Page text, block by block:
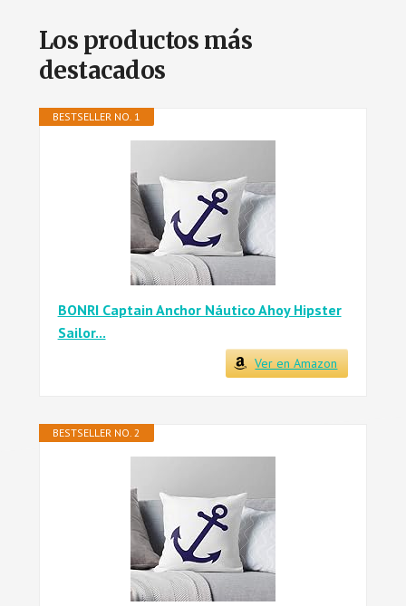
Los productos más
destacados
BESTSELLER NO. 1
BONRI Captain Anchor Náutico Ahoy Hipster
Sailor...
Ver en Amazon
BESTSELLER NO. 2